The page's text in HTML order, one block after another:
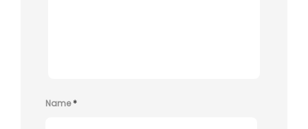
Name*